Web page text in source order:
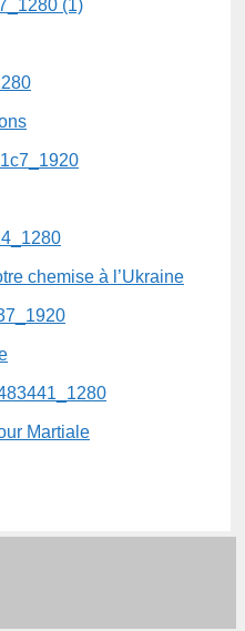
chemise à l’Ukraine
Martiale